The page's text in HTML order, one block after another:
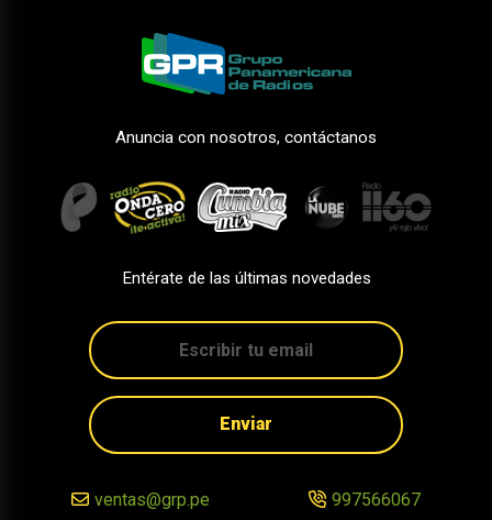
Anuncia con nosotros, contáctanos
Entérate de las últimas novedades
Enviar
ventas@grp.pe 997566067